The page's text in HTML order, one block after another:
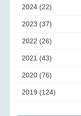
2024 (22)
2023 (37)
2022 (26)
2021 (43)
2020 (76)
2019 (124)